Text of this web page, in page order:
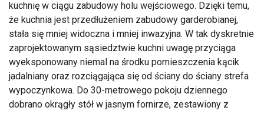
kuchnię w ciągu zabudowy holu wejściowego. Dzięki temu,
że kuchnia jest przedłużeniem zabudowy garderobianej,
stała się mniej widoczna i mniej inwazyjna. W tak dyskretnie
zaprojektowanym sąsiedztwie kuchni uwagę przyciąga
wyeksponowany niemal na środku pomieszczenia kącik
jadalniany oraz rozciągająca się od ściany do ściany strefa
wypoczynkowa. Do 30-metrowego pokoju dziennego
dobrano okrągły stół w jasnym fornirze, zestawiony z